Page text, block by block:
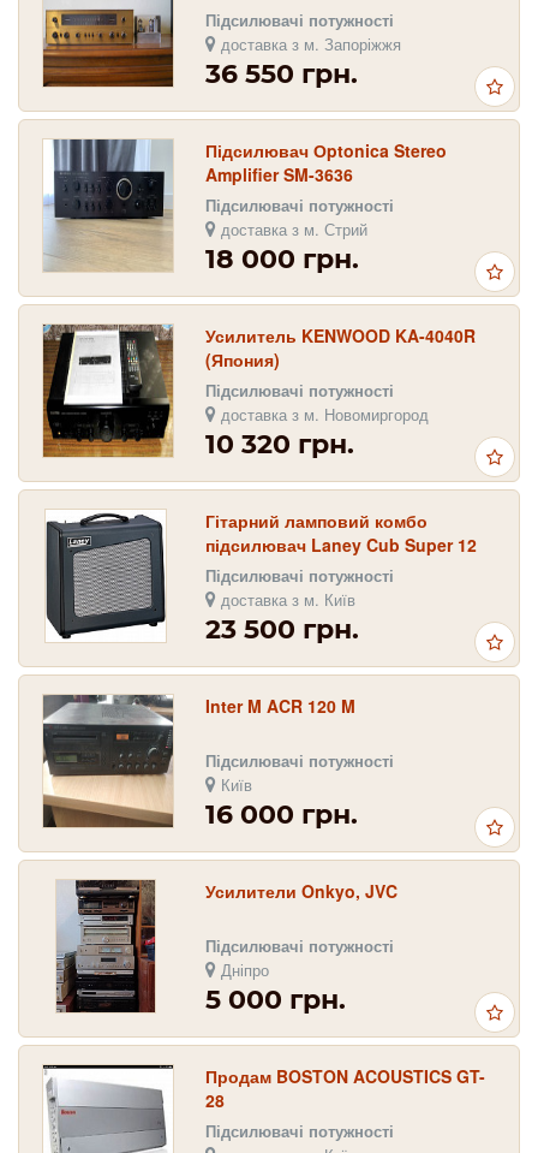
Підсилювачі потужності
доставка з м. Запоріжжя
36 550 грн.
Підсилювач Оptonica Stereo
Amplifier SM-3636
Підсилювачі потужності
доставка з м. Стрий
18 000 грн.
Усилитель KENWOOD KA-4040R
(Япония)
Підсилювачі потужності
доставка з м. Новомиргород
10 320 грн.
Гітарний ламповий комбо
підсилювач Laney Cub Super 12
Підсилювачі потужності
доставка з м. Київ
23 500 грн.
Inter M ACR 120 M
Підсилювачі потужності
Київ
16 000 грн.
Усилители Onkyo, JVC
Підсилювачі потужності
Дніпро
5 000 грн.
Продам BOSTON ACOUSTICS GT-
28
Підсилювачі потужності